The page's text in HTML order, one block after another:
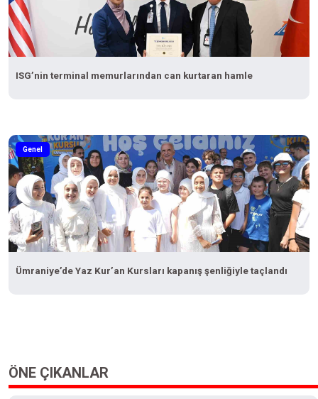
ISG’nin terminal memurlarından can kurtaran hamle
Genel
Ümraniye’de Yaz Kur’an Kursları kapanış şenliğiyle taçlandı
ÖNE ÇIKANLAR